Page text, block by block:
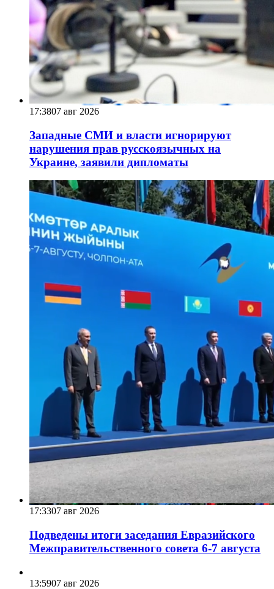
17:3807 авг 2026
Западные СМИ и власти игнорируют
нарушения прав русскоязычных на
Украине, заявили дипломаты
17:3307 авг 2026
Подведены итоги заседания Евразийского
Межправительственного совета 6-7 августа
13:5907 авг 2026